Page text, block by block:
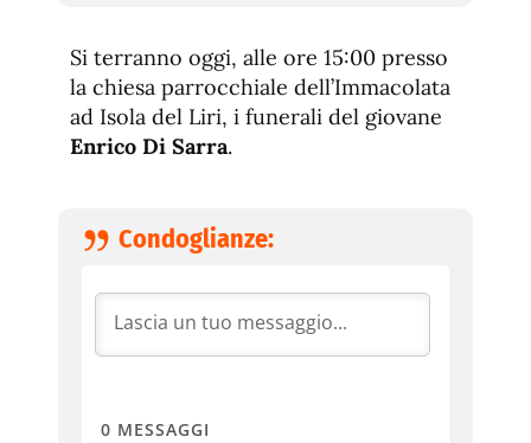
fuente
de
fuente.
Si terranno oggi, alle ore 15:00 presso
la chiesa parrocchiale dell’Immacolata
ad Isola del Liri, i funerali del giovane
Enrico Di Sarra.
Condoglianze:
0 MESSAGGI